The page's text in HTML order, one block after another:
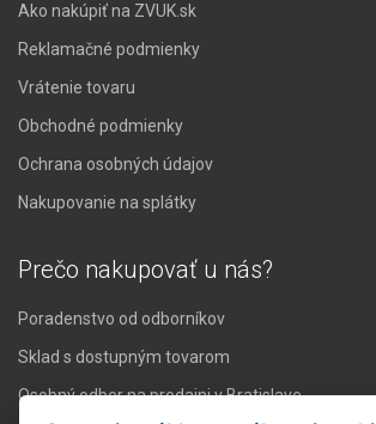
Ako nakúpiť na ZVUK.sk
Reklamačné podmienky
Vrátenie tovaru
Obchodné podmienky
Ochrana osobných údajov
Nakupovanie na splátky
Prečo nakupovať u nás?
Poradenstvo od odborníkov
Sklad s dostupným tovarom
Osobný odber na predajni v Bratislave